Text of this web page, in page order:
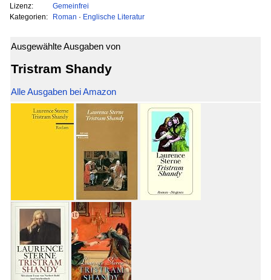
Lizenz:
Gemeinfrei
Kategorien:
Roman · Englische Literatur
Ausgewählte Ausgaben von
Tristram Shandy
Alle Ausgaben bei Amazon